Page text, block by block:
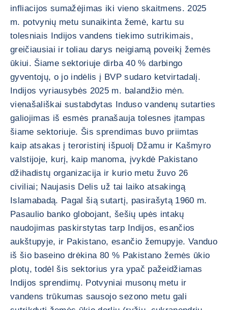
infliacijos sumažėjimas iki vieno skaitmens. 2025
m. potvynių metu sunaikinta žemė, kartu su
tolesniais Indijos vandens tiekimo sutrikimais,
greičiausiai ir toliau darys neigiamą poveikį žemės
ūkiui. Šiame sektoriuje dirba 40 % darbingo
gyventojų, o jo indėlis į BVP sudaro ketvirtadalį.
Indijos vyriausybės 2025 m. balandžio mėn.
vienašališkai sustabdytas Induso vandenų sutarties
galiojimas iš esmės pranašauja tolesnes įtampas
šiame sektoriuje. Šis sprendimas buvo priimtas
kaip atsakas į teroristinį išpuolį Džamu ir Kašmyro
valstijoje, kurį, kaip manoma, įvykdė Pakistano
džihadistų organizacija ir kurio metu žuvo 26
civiliai; Naujasis Delis už tai laiko atsakingą
Islamabadą. Pagal šią sutartį, pasirašytą 1960 m.
Pasaulio banko globojant, šešių upės intakų
naudojimas paskirstytas tarp Indijos, esančios
aukštupyje, ir Pakistano, esančio žemupyje. Vanduo
iš šio baseino drėkina 80 % Pakistano žemės ūkio
plotų, todėl šis sektorius yra ypač pažeidžiamas
Indijos sprendimų. Potvyniai musonų metu ir
vandens trūkumas sausojo sezono metu gali